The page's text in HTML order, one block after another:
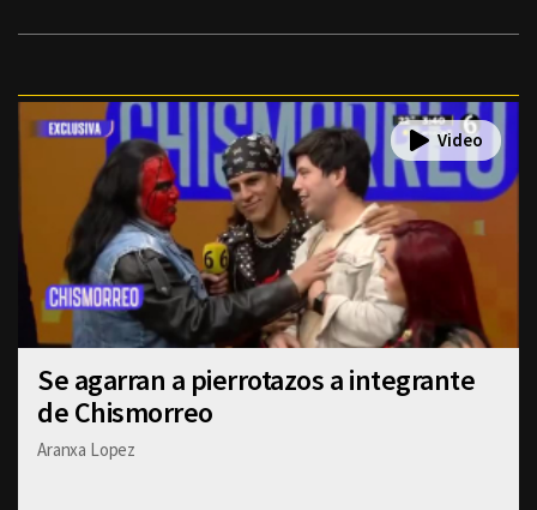
Se agarran a pierrotazos a integrante
de Chismorreo
Aranxa Lopez